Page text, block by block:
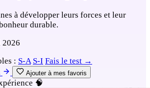
à développer leurs forces et leur
durable.
2026
: S-A S-I Fais le test →
Ajouter à mes favoris
🧠